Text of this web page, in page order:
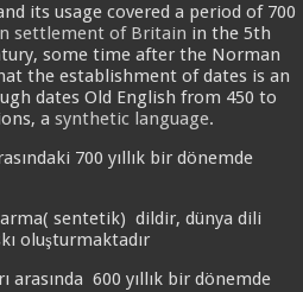
its usage covered a period of 700
settlement of Britain in the 5th
some time after the Norman
the establishment of dates is an
dates Old English from 450 to
asynthetic language.
700 yıllık bir dönemde
sentetik) dildir, dünya dili
oluşturmaktadır
arasında 600 yıllık bir dönemde